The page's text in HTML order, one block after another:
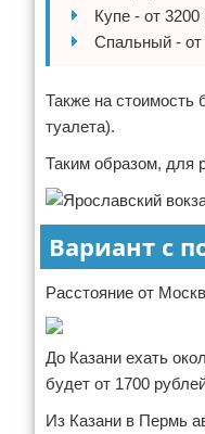
Купе - от 3200
Спальный - от
Также на стоимость
туалета).
Таким образом, для
Вариант с
Расстояние от
До Казани ехать
будет от 1700
Из Казани в Пермь